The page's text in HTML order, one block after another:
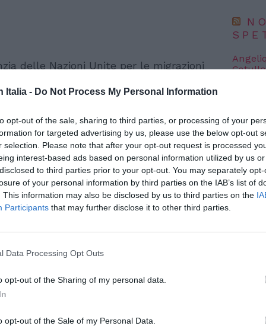
Italia - Do Not Process My Personal Information
opt-out of the sale, sharing to third parties, or processing of your
for targeted advertising by us, please use the below opt-out
selection. Please note that after your opt-out request is processed
interest-based ads based on personal information utilized by us
to third parties prior to your opt-out. You may separately
of your personal information by third parties on the IAB’s list of
This information may also be disclosed by us to third parties on the
Participants that may further disclose it to other third parties.
Data Processing Opt Outs
opt-out of the Sharing of my personal data.
opt-out of the Sale of my Personal Data.
delle Nazioni Unite per le migrazioni
appello al Belgio, attuale presidente
mesi, e all’Ungheria, successore
e l’attuazione del nuovo
L’appello, fondato sui principi dei
per affrontare la complessa
europea.
con i
4